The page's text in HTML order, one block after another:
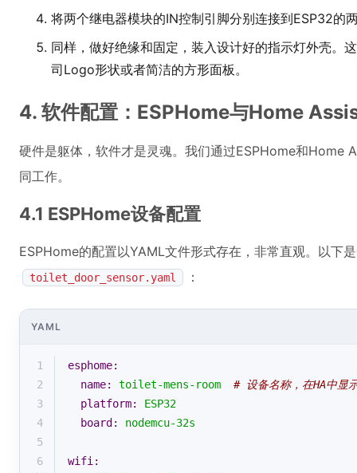
将两个继电器模块的IN控制引脚分别连接到ESP32的
同样，做好绝缘和固定，装入设计好的指示灯外壳。
司Logo形状或者简洁的方形面板。
4. 软件配置：ESPHome与Home
硬件是躯体，软件才是灵魂。我们通过ESPHome和Home
同工作。
4.1 ESPHome设备配置
ESPHome的配置以YAML文件形式存在，非常直观。以下
toilet_door_sensor.yaml ：
YAML
1
esphome:
2
name: toilet-mens-room
# 设备名称，在HA中显
3
platform:
ESP32
4
board:
nodemcu-32s
5
6
wifi: